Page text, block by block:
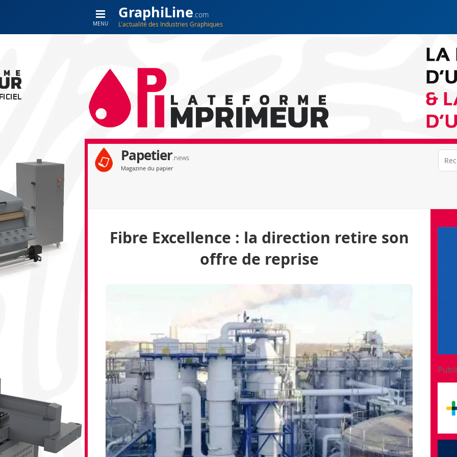
GraphiLine.com
L'actualité des Industries Graphiques
MENU
Papetier.news
Magazine du papier
Carton ondulé Papetier Prix du papier
Fibre Excellence : la direction retire son
offre de reprise